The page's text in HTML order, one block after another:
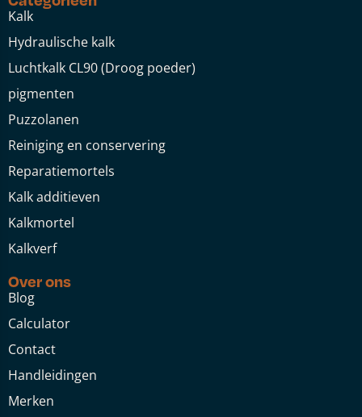
Kalk
Hydraulische kalk
Luchtkalk CL90 (Droog poeder)
pigmenten
Puzzolanen
Reiniging en conservering
Reparatiemortels
Kalk additieven
Kalkmortel
Kalkverf
Over ons
Blog
Calculator
Contact
Handleidingen
Merken